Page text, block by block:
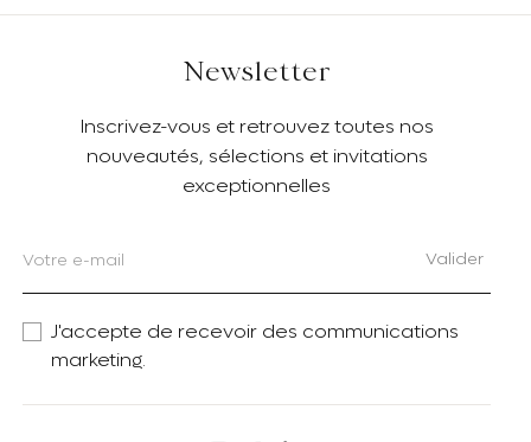
Newsletter
Inscrivez-vous et retrouvez toutes nos
nouveautés, sélections et invitations
exceptionnelles
Valider
J'accepte de recevoir des communications
marketing.